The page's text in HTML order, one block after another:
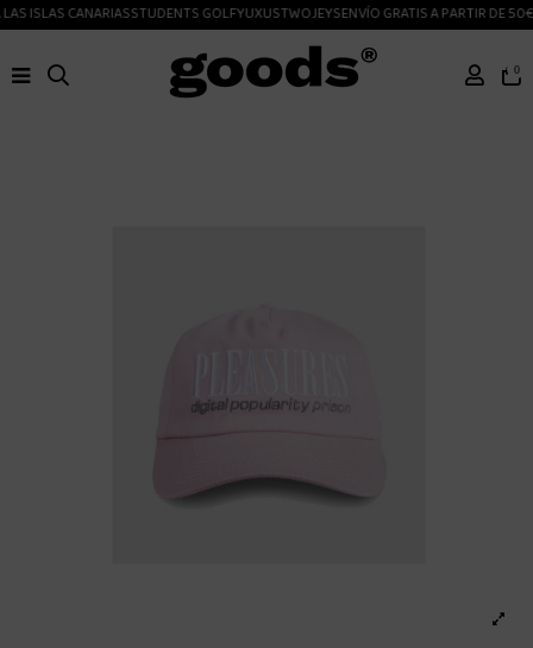
ISLAS CANARIASSTUDENTS GOLFYUXUSTWOJEYSENVÍO GRATIS A PARTIR DE 50€
0